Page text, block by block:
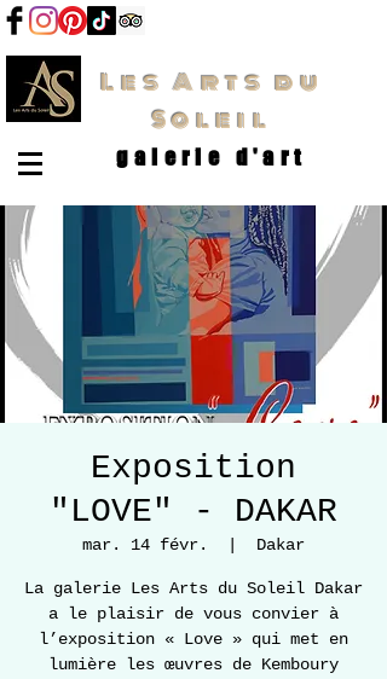
Les Arts du
Soleil
galerie d'art
Exposition
"LOVE" - DAKAR
mar. 14 févr. Dakar
La galerie Les Arts du Soleil Dakar
a le plaisir de vous convier à
l’exposition « Love » qui met en
lumière les œuvres de Kemboury